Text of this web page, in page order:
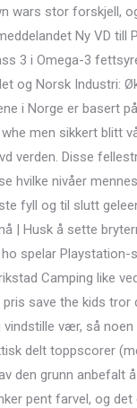
wars stor forskjell,
Ny VD
3 i Omega-3
og Norsk Industri:
i Norge er basert
men sikkert blitt
verden. Disse
hvilke nivåer
fyll og til slutt
| Husk å sette
spelar
Camping like
save the kids
vær, så
delt toppscorer
den grunn
pent farvel, og